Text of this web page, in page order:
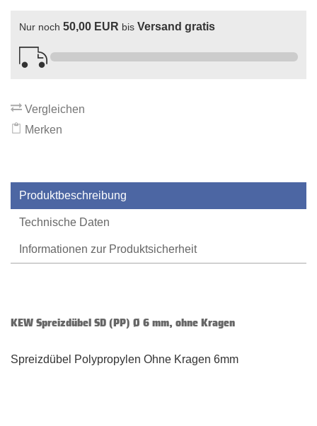
Nur noch 50,00 EUR bis Versand gratis
Vergleichen
Merken
Produktbeschreibung
Technische Daten
Informationen zur Produktsicherheit
KEW Spreizdübel SD (PP) Ø 6 mm, ohne Kragen
Spreizdübel Polypropylen Ohne Kragen 6mm